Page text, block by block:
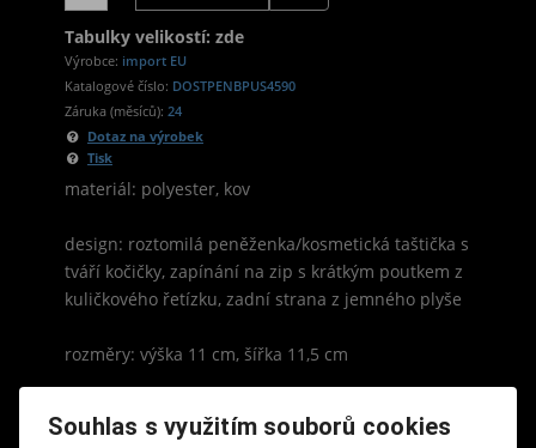
Tabulky velikostí: zde
Výrobce: import EU
Katalogové číslo: DOSTPENBPUS4590
Záruka (měsíců): 24
Dotaz na výrobek
Tisk
materiál: polyester, kov
design: roztomilá peněženka/kosmetická taštička s
tváří kočičky, zapínání na zip s krátkým poutkem z
kuličkového řetízku, zadní strana z jemného plyše
rozměry: výška 11 cm, šířka 11,5 cm
Souhlas s využitím souborů cookies